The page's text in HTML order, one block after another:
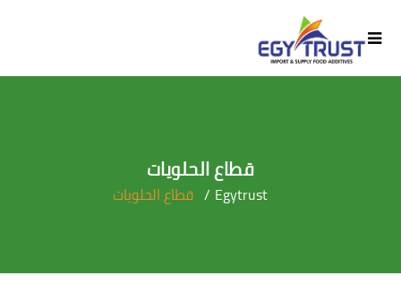
قطاع الحلويات
Egytrust قطاع الحلويات